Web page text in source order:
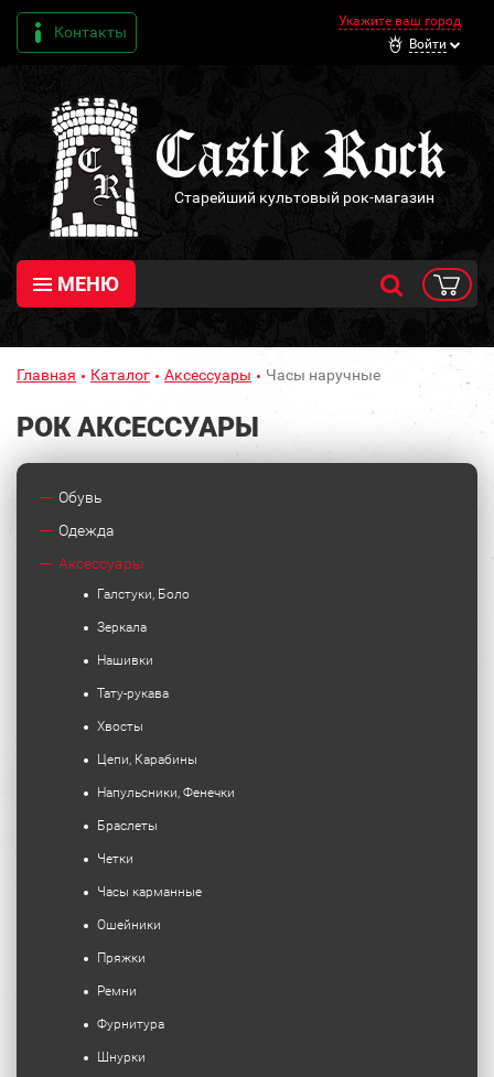
Контакты
Укажите ваш город
Войти
Старейший культовый рок-магазин
МЕНЮ
Главная Каталог Аксессуары Часы наручные
РОК АКСЕССУАРЫ
Обувь
Одежда
Аксессуары
Галстуки, Боло
Зеркала
Нашивки
Тату-рукава
Хвосты
Цепи, Карабины
Напульсники, Фенечки
Браслеты
Четки
Часы карманные
Ошейники
Пряжки
Ремни
Фурнитура
Шнурки